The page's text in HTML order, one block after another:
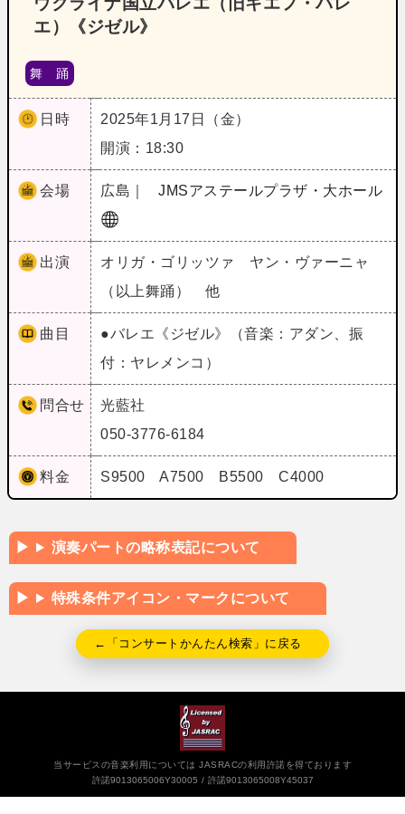
エ）《ジゼル》
舞 踊
日時
2025年1月17日（金）
開演：18:30
会場 広島｜ JMSアステールプラザ・大ホール
出演
オリガ・ゴリッツァ ヤン・ヴァーニャ
（以上舞踊） 他
曲目
●バレエ《ジゼル》（音楽：アダン、振
付：ヤレメンコ）
問合せ
光藍社
050-3776-6184
料金 S9500 A7500 B5500 C4000
演奏パートの略称表記について
特殊条件アイコン・マークについて
←「コンサートかんたん検索」に戻る
当サービスの音楽利用については JASRACの利用許諾を得ております
許諾9013065006Y30005
許諾9013065008Y45037